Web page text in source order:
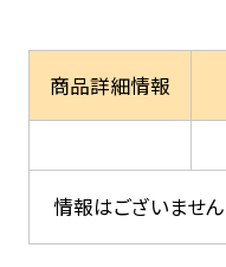
商品詳細情報
情報はございません